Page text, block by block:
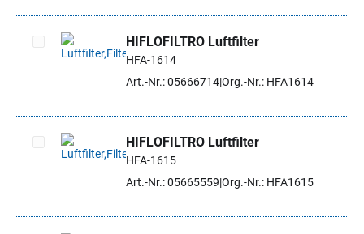
Artikel auswählen
HIFLOFILTRO Luftfilter
HFA-1614
Art.-Nr.: 05666714Org.-Nr.: HFA1614
Artikel auswählen
HIFLOFILTRO Luftfilter
HFA-1615
Art.-Nr.: 05665559 Org.-Nr.: HFA1615